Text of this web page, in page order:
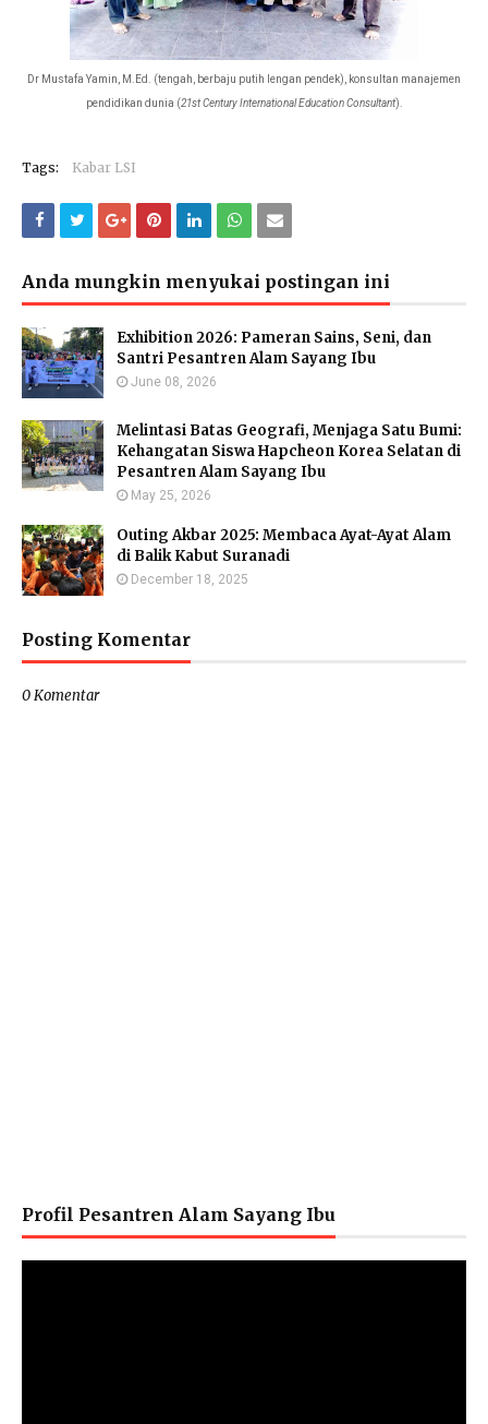
Dr Mustafa Yamin, M.Ed. (tengah, berbaju putih lengan pendek), konsultan manajemen
pendidikan dunia (21st Century International Education Consultant).
Tags: Kabar LSI
Anda mungkin menyukai postingan ini
Exhibition 2026: Pameran Sains, Seni, dan
Santri Pesantren Alam Sayang Ibu
June 08, 2026
Melintasi Batas Geografi, Menjaga Satu Bumi:
Kehangatan Siswa Hapcheon Korea Selatan di
Pesantren Alam Sayang Ibu
May 25, 2026
Outing Akbar 2025: Membaca Ayat-Ayat Alam
di Balik Kabut Suranadi
December 18, 2025
Posting Komentar
0 Komentar
Profil Pesantren Alam Sayang Ibu